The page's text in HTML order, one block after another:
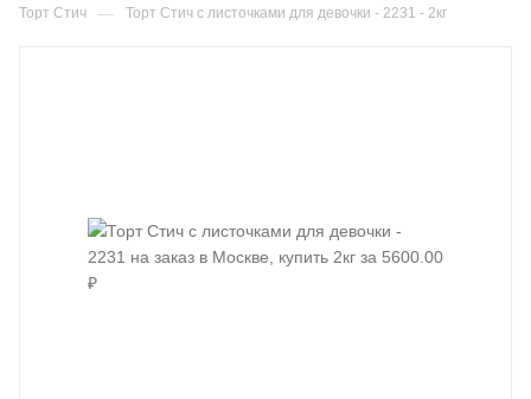
Торт Стич — Торт Стич с листочками для девочки - 2231 - 2кг